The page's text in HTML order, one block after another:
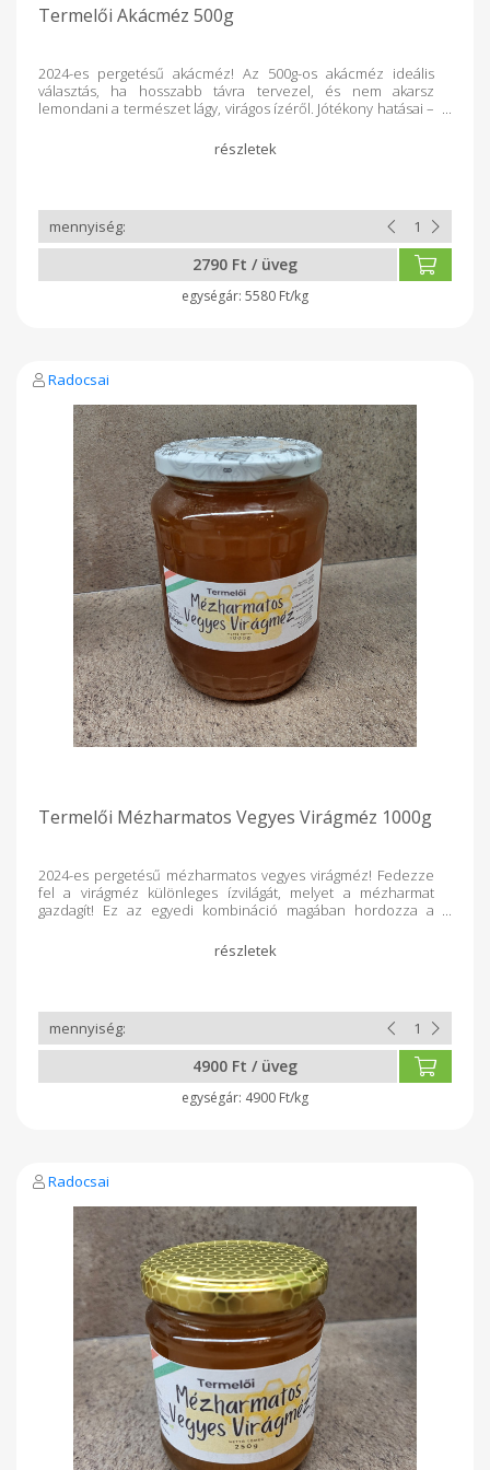
Termelői Akácméz 500g
2024-es pergetésű akácméz! Az 500g-os akácméz ideális
választás, ha hosszabb távra tervezel, és nem akarsz
lemondani a természet lágy, virágos ízéről. Jótékony hatásai –
támogatják egészségedet, és hozzájárulnak a pihentető
napokhoz. Alacsony pollentartalma miatt érzékenyebb
kényeztetésre. Az 500g-os kiszereléssel biztosíthatod, hogy
mindig kéznél legyen a természet kincse!
2790 Ft / üveg
5580 Ft/kg
Radocsai
Termelői Mézharmatos Vegyes Virágméz 1000g
2024-es pergetésű mézharmatos vegyes virágméz! Fedezze
fel a virágméz különleges ízvilágát, melyet a mézharmat
gazdagít! Ez az egyedi kombináció magában hordozza a
ínyencség. Édesítse meg napjait természetesen!
4900 Ft / üveg
4900 Ft/kg
Radocsai